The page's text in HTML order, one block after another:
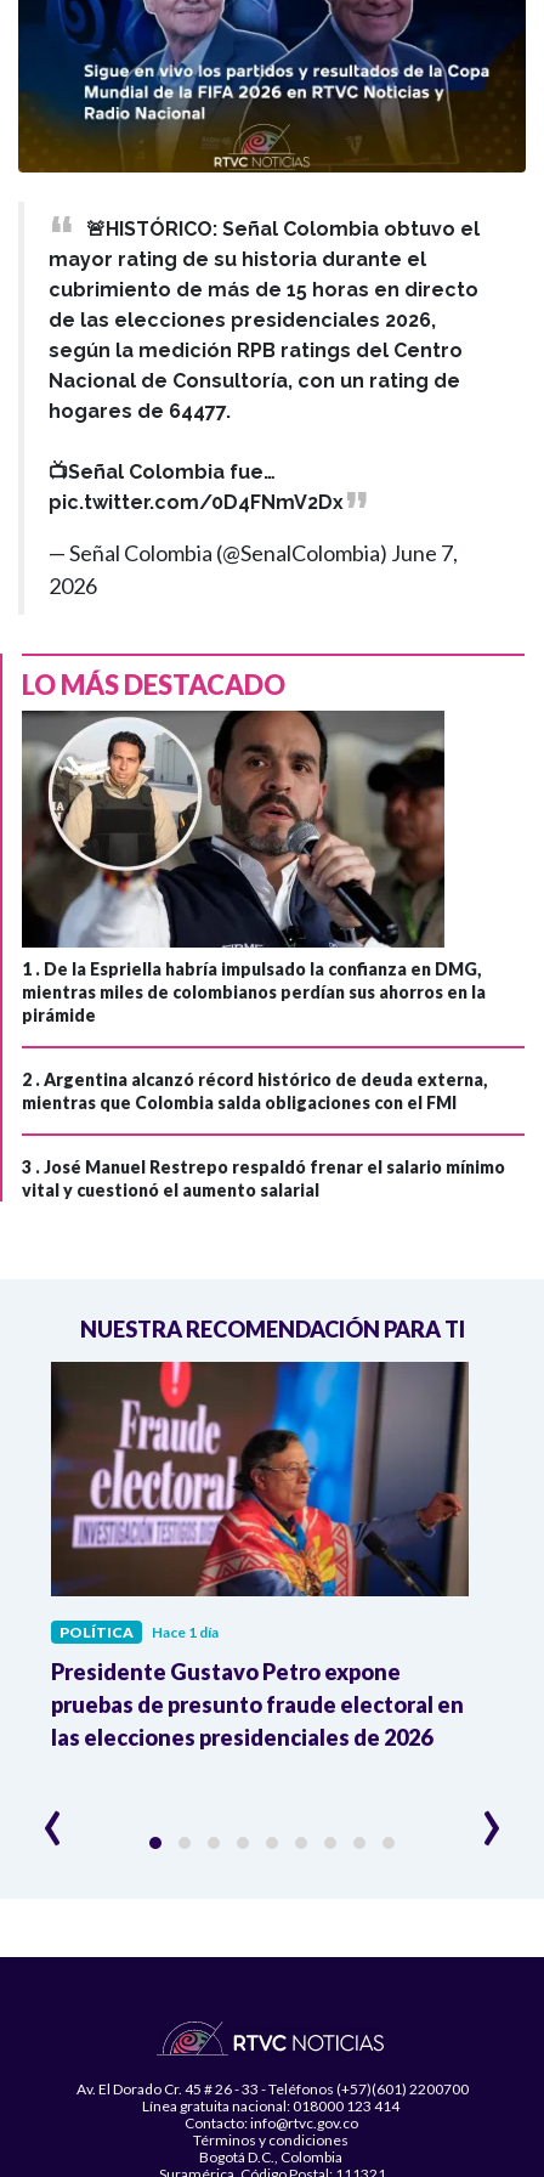
🚨HISTÓRICO: Señal Colombia obtuvo el
mayor rating de su historia durante el
cubrimiento de más de 15 horas en directo
de las elecciones presidenciales 2026,
según la medición RPB ratings del Centro
Nacional de Consultoría, con un rating de
hogares de 64477.
📺Señal Colombia fue…
pic.twitter.com/0D4FNmV2Dx
— Señal Colombia (@SenalColombia) June 7,
2026
LO MÁS DESTACADO
1 . De la Espriella habría impulsado la confianza en DMG,
mientras miles de colombianos perdían sus ahorros en la
pirámide
2 .Argentina alcanzó récord histórico de deuda externa,
mientras que Colombia salda obligaciones con el FMI
3 .José Manuel Restrepo respaldó frenar el salario mínimo
vital y cuestionó el aumento salarial
NUESTRA RECOMENDACIÓN PARA TI
POLÍTICA Hace 1 día
Presidente Gustavo Petro expone
pruebas de presunto fraude electoral en
las elecciones presidenciales de 2026
‹ ›
Av. El Dorado Cr. 45 # 26 - 33 - Teléfonos (+57)(601) 2200700
Línea gratuita nacional: 018000 123 414
Contacto: info@rtvc.gov.co
Términos y condiciones
Bogotá D.C., Colombia